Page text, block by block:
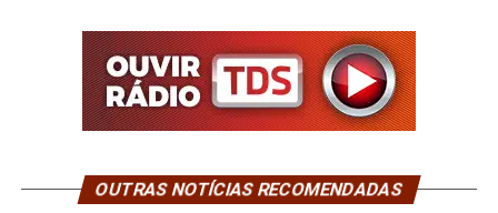
OUTRAS NOTÍCIAS RECOMENDADAS